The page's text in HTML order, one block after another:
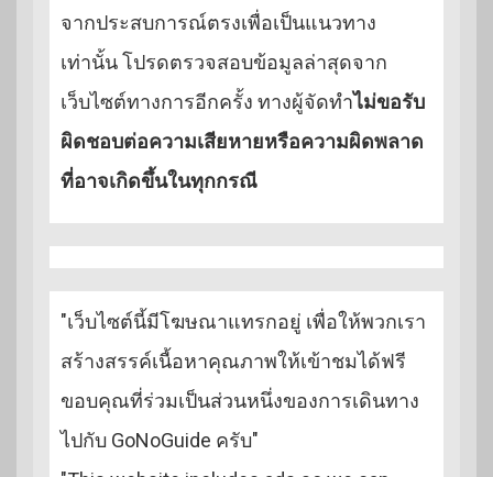
จากประสบการณ์ตรงเพื่อเป็นแนวทาง
เท่านั้น โปรดตรวจสอบข้อมูลล่าสุดจาก
เว็บไซต์ทางการอีกครั้ง ทางผู้จัดทำไม่ขอรับ
ผิดชอบต่อความเสียหายหรือความผิดพลาด
ที่อาจเกิดขึ้นในทุกกรณี
"เว็บไซต์นี้มีโฆษณาแทรกอยู่ เพื่อให้พวกเรา
สร้างสรรค์เนื้อหาคุณภาพให้เข้าชมได้ฟรี
ขอบคุณที่ร่วมเป็นส่วนหนึ่งของการเดินทาง
ไปกับ GoNoGuide ครับ"